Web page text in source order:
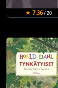
★ 7.36/ 20